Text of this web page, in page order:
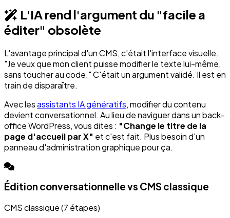
L'IA rend l'argument du "facile a
éditer" obsolète
L'avantage principal d'un CMS, c'était l'interface visuelle.
"Je veux que mon client puisse modifier le texte lui-même,
sans toucher au code." C'était un argument validé. Il est en
train de disparaître.
Avec lesassistants IA génératifs, modifier du contenu
devient conversationnel. Au lieu de naviguer dans un back-
office WordPress, vous dites : "Change le titre de la
page d'accueil par X" et c'est fait. Plus besoin d'un
panneau d'administration graphique pour ça.
Édition conversationnelle vs CMS classique
CMS classique (7 étapes)